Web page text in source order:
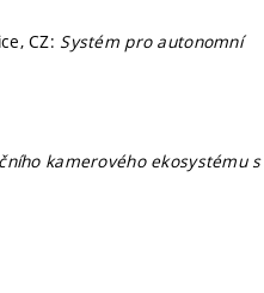
CZ: Systém pro autonomní
kamerového ekosystému s